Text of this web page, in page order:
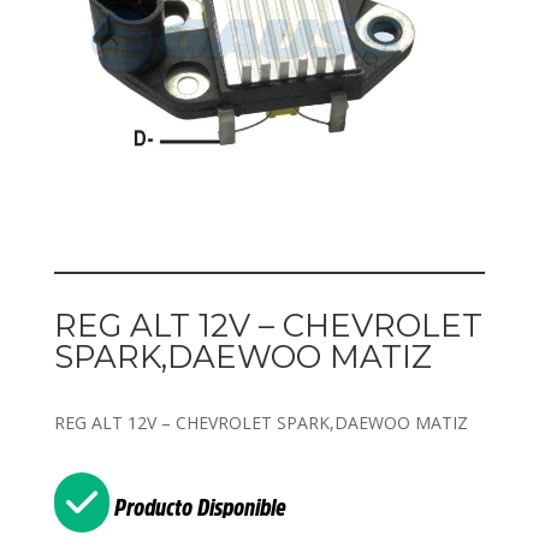
REG ALT 12V – CHEVROLET
SPARK,DAEWOO MATIZ
REG ALT 12V – CHEVROLET SPARK,DAEWOO MATIZ
Producto Disponible